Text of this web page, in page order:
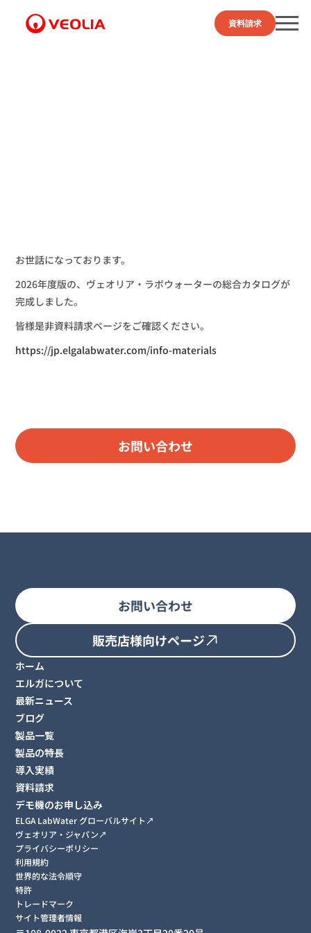
資料請求
お世話になっております。
2026年度版の、ヴェオリア・ラボウォーターの総合カタログが
完成しました。
皆様是非資料請求ページをご確認ください。
https://jp.elgalabwater.com/info-materials
お問い合わせ
お問い合わせ
販売店様向けページ
ホーム
エルガについて
最新ニュース
ブログ
製品一覧
製品の特長
導入実績
資料請求
デモ機のお申し込み
ELGA LabWater グローバルサイト↗︎
ヴェオリア・ジャパン↗︎
プライバシーポリシー
利用規約
世界的な法令順守
特許
トレードマーク
サイト管理者情報